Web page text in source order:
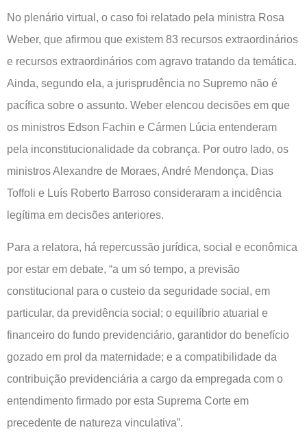
No plenário virtual, o caso foi relatado pela ministra Rosa
Weber, que afirmou que existem 83 recursos extraordinários
e recursos extraordinários com agravo tratando da temática.
Ainda, segundo ela, a jurisprudência no Supremo não é
pacífica sobre o assunto. Weber elencou decisões em que
os ministros Edson Fachin e Cármen Lúcia entenderam
pela inconstitucionalidade da cobrança. Por outro lado, os
ministros Alexandre de Moraes, André Mendonça, Dias
Toffoli e Luís Roberto Barroso consideraram a incidência
legítima em decisões anteriores.
Para a relatora, há repercussão jurídica, social e econômica
por estar em debate, “a um só tempo, a previsão
constitucional para o custeio da seguridade social, em
particular, da previdência social; o equilíbrio atuarial e
financeiro do fundo previdenciário, garantidor do benefício
gozado em prol da maternidade; e a compatibilidade da
contribuição previdenciária a cargo da empregada com o
entendimento firmado por esta Suprema Corte em
precedente de natureza vinculativa”.